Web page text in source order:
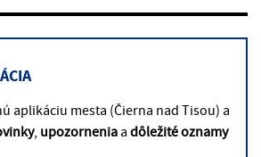
aplikáciu mesta (Čierna nad Tisou) a
, upozornenia a dôležité oznamy